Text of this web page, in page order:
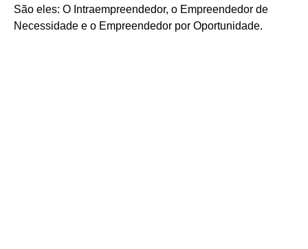
São eles: O Intraempreendedor, o Empreendedor de
Necessidade e o Empreendedor por Oportunidade.